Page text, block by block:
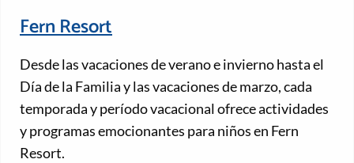
Fern Resort
Desde las vacaciones de verano e invierno hasta el
Día de la Familia y las vacaciones de marzo, cada
temporada y período vacacional ofrece actividades
y programas emocionantes para niños en Fern
Resort.